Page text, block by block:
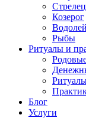
Стрелец
Козерог
Водолей
Рыбы
Ритуалы и
Блог
Услуги